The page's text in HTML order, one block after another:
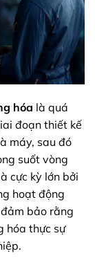
hóa là quá
đoạn thiết kế
máy, sau đó
suốt vòng
cực kỳ lớn bởi
hoạt động
bảo rằng
hóa thực sự